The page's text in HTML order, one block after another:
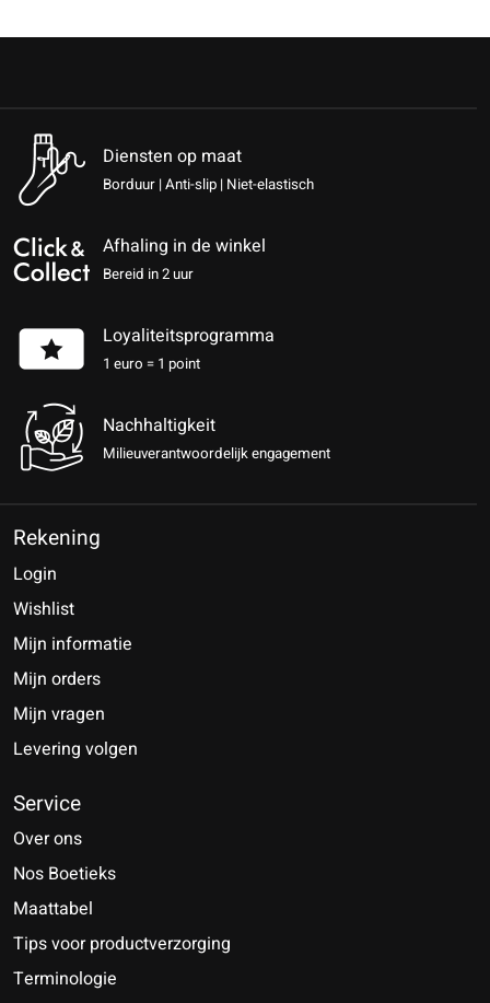
Diensten op maat
Borduur | Anti-slip | Niet-elastisch
Afhaling in de winkel
Bereid in 2 uur
Loyaliteitsprogramma
1 euro = 1 point
Nachhaltigkeit
Milieuverantwoordelijk engagement
Rekening
Login
Wishlist
Mijn informatie
Mijn orders
Mijn vragen
Levering volgen
Service
Over ons
Nos Boetieks
Maattabel
Tips voor productverzorging
Terminologie